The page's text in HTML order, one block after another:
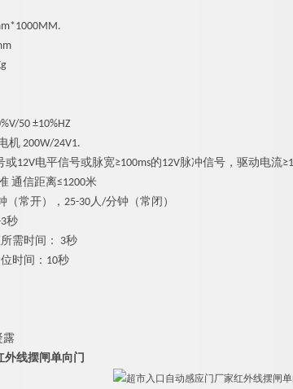
*1000MM.
50 ±10%HZ
机 200W/24V1.
或12V电平信号或脉宽≥100ms的12V脉冲信号，驱动电流≥
通信距离≤1200米
（常开） ， 25-30人/分钟（常闭）
3秒
需时间 ： 3秒
时间 ： 10秒
露
外线摆闸单向门